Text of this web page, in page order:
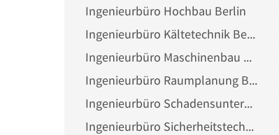
Ingenieurbüro Hochbau Berlin
Ingenieurbüro Kältetechnik Berlin
Ingenieurbüro Maschinenbau Berlin
Ingenieurbüro Raumplanung Berlin
Ingenieurbüro Schadensuntersuchung Berlin
Ingenieurbüro Sicherheitstechnik Berlin